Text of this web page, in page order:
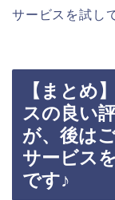
サービスを試し
【まとめ
スの良い
が、後は
サービス
です♪